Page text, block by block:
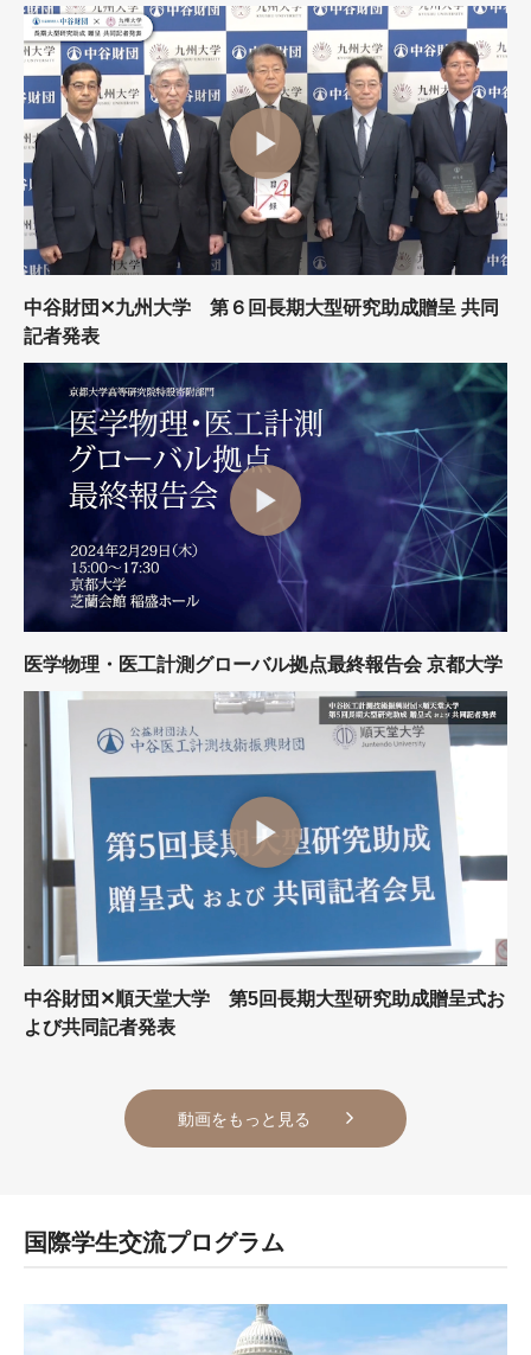
中谷財団✕九州大学 第６回長期大型研究助成贈呈 共同
記者発表
医学物理・医工計測グローバル拠点最終報告会 京都大学
中谷財団✕順天堂大学 第5回長期大型研究助成贈呈式お
よび共同記者発表
動画をもっと見る
国際学生交流プログラム